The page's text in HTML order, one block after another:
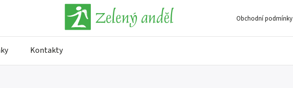
Obchodní podmínky
Kontakty